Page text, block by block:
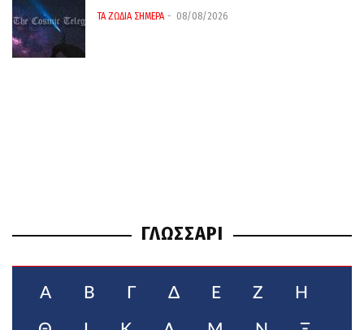
ΤΑ ΖΩΔΙΑ ΣΗΜΕΡΑ 08/08/2026
ΓΛΩΣΣΑΡΙ
Α Β Γ Δ Ε Ζ Η